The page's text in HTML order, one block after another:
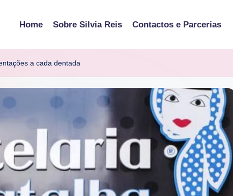
Home Sobre Silvia Reis Contactos e Parcerias
a cada dentada